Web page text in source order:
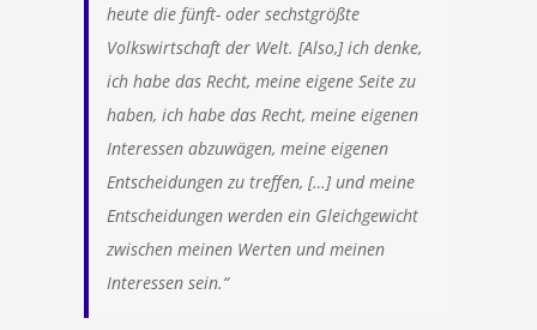
heute die fünft- oder sechstgrößte
Volkswirtschaft der Welt. [Also,] ich denke,
ich habe das Recht, meine eigene Seite zu
haben, ich habe das Recht, meine eigenen
Interessen abzuwägen, meine eigenen
Entscheidungen zu treffen, […] und meine
Entscheidungen werden ein Gleichgewicht
zwischen meinen Werten und meinen
Interessen sein.“